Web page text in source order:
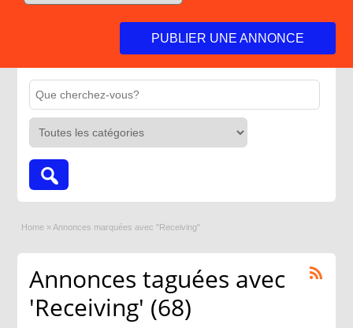
PUBLIER UNE ANNONCE
Home » Annonces marquées avec "Receiving"
Annonces taguées avec
'Receiving' (68)